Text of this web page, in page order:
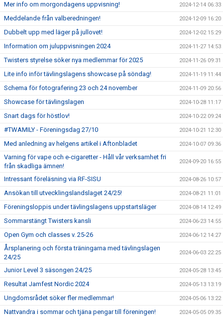
Mer info om morgondagens uppvisning! 2024-12-14 06:33
Meddelande från valberedningen! 2024-12-09 16:20
Dubbelt upp med läger på jullovet! 2024-12-02 15:29
Information om juluppvisningen 2024 2024-11-27 14:53
Twisters styrelse söker nya medlemmar för 2025 2024-11-26 09:31
Lite info inför tävlingslagens showcase på söndag! 2024-11-19 11:44
Schema för fotografering 23 och 24 november 2024-11-09 20:56
Showcase för tävlingslagen 2024-10-28 11:17
Snart dags för höstlov! 2024-10-22 09:24
#TWAMILY - Föreningsdag 27/10 2024-10-21 12:30
Med anledning av helgens artikel i Aftonbladet 2024-10-07 09:36
Varning för vape och e-cigaretter - Håll vår verksamhet fri
från skadliga ämnen!
2024-09-20 16:55
Intressant föreläsning via RF-SISU 2024-08-26 10:57
Ansökan till utvecklingslandslaget 24/25! 2024-08-21 11:01
Föreningsloppis under tävlingslagens uppstartsläger 2024-08-14 12:49
Sommarstängt Twisters kansli 2024-06-23 14:55
Open Gym och classes v. 25-26 2024-06-12 14:27
Årsplanering och första träningarna med tävlingslagen
24/25
2024-06-03 22:25
Junior Level 3 säsongen 24/25 2024-05-28 13:45
Resultat Jamfest Nordic 2024 2024-05-13 13:19
Ungdomsrådet söker fler medlemmar! 2024-05-06 13:22
Nattvandra i sommar och tjäna pengar till föreningen! 2024-05-05 09:35